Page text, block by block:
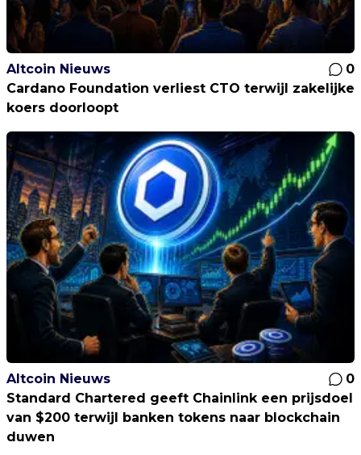
Altcoin Nieuws
0
Cardano Foundation verliest CTO terwijl zakelijke
koers doorloopt
Altcoin Nieuws
0
Standard Chartered geeft Chainlink een prijsdoel
van $200 terwijl banken tokens naar blockchain
duwen